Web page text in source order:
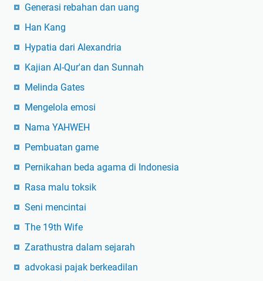
Generasi rebahan dan uang
Han Kang
Hypatia dari Alexandria
Kajian Al-Qur'an dan Sunnah
Melinda Gates
Mengelola emosi
Nama YAHWEH
Pembuatan game
Pernikahan beda agama di Indonesia
Rasa malu toksik
Seni mencintai
The 19th Wife
Zarathustra dalam sejarah
advokasi pajak berkeadilan